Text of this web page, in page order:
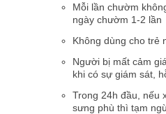
Mỗi lần chườm
ngày chườm 1-2 lần
Không dùng cho trẻ
Người bị mất cảm
khi có sự giám sát,
Trong 24h đầu, nếu
sưng phù thì tạm